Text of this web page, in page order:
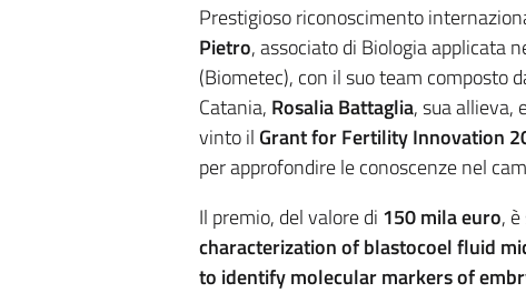
Prestigioso riconoscimento
Pietro, associato di Biologia applicata
(Biometec), con il suo team composto
Catania, Rosalia Battaglia, sua allieva,
vinto il Grant for Fertility Innovation
per approfondire le conoscenze nel
Il premio, del valore di 150 mila euro,
characterization of blastocoel fluid
to identify molecular markers of